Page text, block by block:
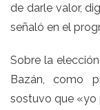
de darle valor,
señaló en el
Sobre la
Bazán , como
sostuvo que «yo